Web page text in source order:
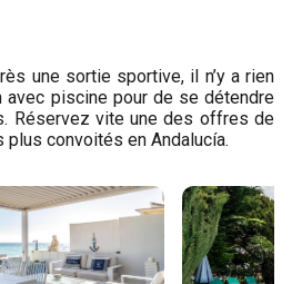
une sortie sportive, il n’y a rien
avec piscine pour de se détendre
Réservez vite une des offres de
convoités en Andalucía.